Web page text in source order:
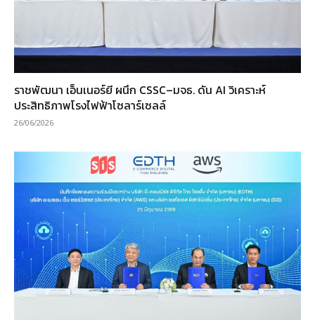
ราชพัฒนา เอ็นเนอร์ยี ผนึก CSSC–มจธ. ดัน AI วิเคราะห์
ประสิทธิภาพโรงไฟฟ้าโซลาร์เซลล์
26/06/2026